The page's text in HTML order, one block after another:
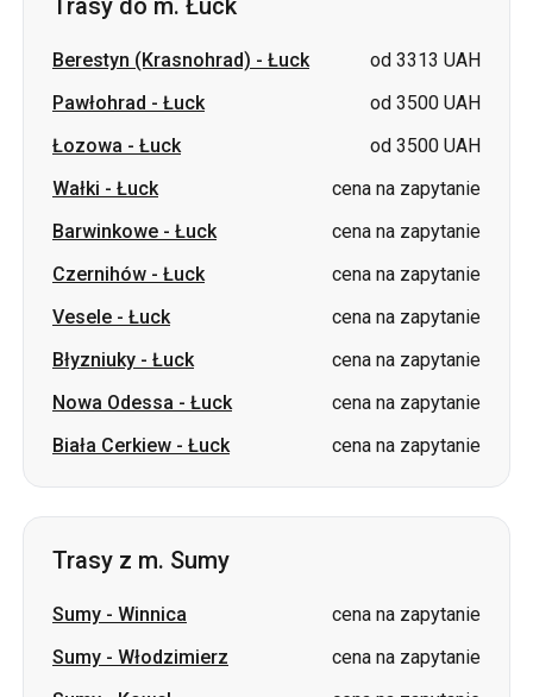
Łozowa-Łuck
Wałki-Łuck
cena na zapytanie
Barwinkowe-Łuck
cena na zapytanie
Czernihów-Łuck
cena na zapytanie
Vesele-Łuck
cena na zapytanie
Błyzniuky-Łuck
cena na zapytanie
Nowa Odessa-Łuck
cena na zapytanie
Biała Cerkiew
cena na zapytanie
Trasy z m. Sumy
Sumy-Winnica
cena na zapytanie
Sumy- Kowel
Sumy-Dniepr
cena na zapytanie
Sumy-Kamieńskie
cena na zapytanie